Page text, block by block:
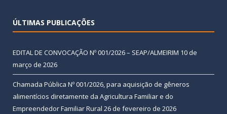
ÚLTIMAS PUBLICAÇÕES
EDITAL DE CONVOCAÇÃO Nº 001/2026 – SEAP/ALMEIRIM 10 de
março de 2026
Chamada Pública Nº 001/2026, para aquisição de gêneros
alimentícios diretamente da Agricultura Familiar e do
Empreendedor Familiar Rural 26 de fevereiro de 2026